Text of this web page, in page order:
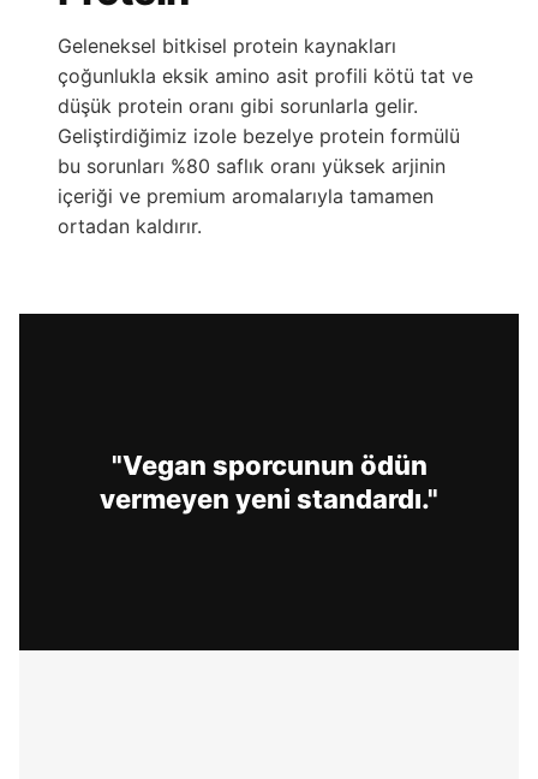
Geleneksel bitkisel protein kaynakları
çoğunlukla eksik amino asit profili kötü tat ve
düşük protein oranı gibi sorunlarla gelir.
Geliştirdiğimiz izole bezelye protein formülü
bu sorunları %80 saflık oranı yüksek arjinin
içeriği ve premium aromalarıyla tamamen
ortadan kaldırır.
"Vegan sporcunun ödün
vermeyen yeni standardı."